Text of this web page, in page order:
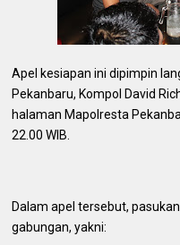
Apel kesiapan ini dipimpin
Pekanbaru, Kompol David
halaman Mapolresta
22.00 WIB.
Dalam apel tersebut,
gabungan, yakni: